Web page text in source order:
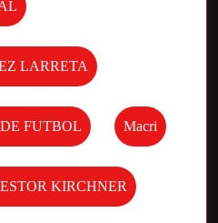
LARRETA
FUTBOL Macri
KIRCHNER